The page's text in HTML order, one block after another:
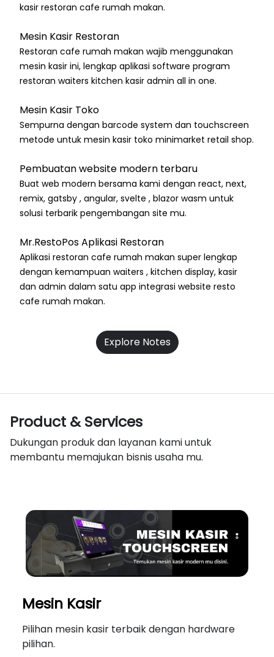
kasir restoran cafe rumah makan.
Mesin Kasir Restoran
Restoran cafe rumah makan wajib menggunakan
mesin kasir ini, lengkap aplikasi software program
restoran waiters kitchen kasir admin all in one.
Mesin Kasir Toko
Sempurna dengan barcode system dan touchscreen
metode untuk mesin kasir toko minimarket retail shop.
Pembuatan website modern terbaru
Buat web modern bersama kami dengan react, next,
remix, gatsby , angular, svelte , blazor wasm untuk
solusi terbarik pengembangan site mu.
Mr.RestoPos Aplikasi Restoran
Aplikasi restoran cafe rumah makan super lengkap
dengan kemampuan waiters , kitchen display, kasir
dan admin dalam satu app integrasi website resto
cafe rumah makan.
Explore Notes
Product & Services
Dukungan produk dan layanan kami untuk
membantu memajukan bisnis usaha mu.
Mesin Kasir
Pilihan mesin kasir terbaik dengan hardware
pilihan.